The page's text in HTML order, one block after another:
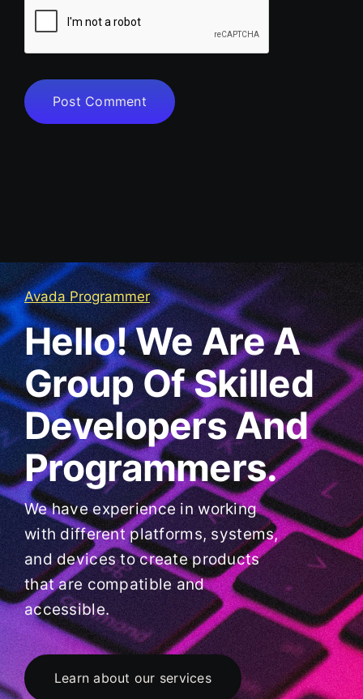
Avada Programmer
Hello! We Are A
Group Of Skilled
Developers And
Programmers.
We have experience in working
with different platforms, systems,
and devices to create products
that are compatible and
accessible.
Learn about our services